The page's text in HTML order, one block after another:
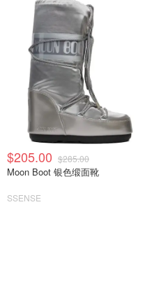
$205.00 $285.00
Moon Boot 银色缎面靴
SSENSE